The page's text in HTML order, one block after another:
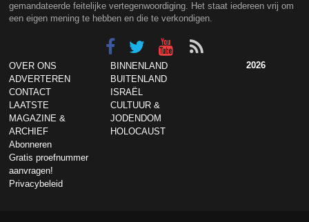
gemandateerde feitelijke vertegenwoordiging. Het staat iedereen vrij om
een eigen mening te hebben en die te verkondigen.
OVER ONS
ADVERTEREN
CONTACT
LAATSTE
MAGAZINE &
ARCHIEF
Abonneren
Gratis proefnummer
aanvragen!
Privacybeleid
BINNENLAND
BUITENLAND
ISRAËL
CULTUUR &
JODENDOM
HOLOCAUST
2026